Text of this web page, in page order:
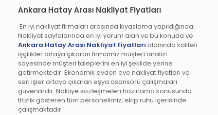
Ankara Hatay Arası Nakliyat Fiyatları
En iyi nakliyat firmaları arasında kıyaslama yapıldığında.
Nakliyat sayfalarında en iyi yorum alan ve bu konuda ve
Ankara Hatay Arası Nakliyat Fiyatları alanında kaliteli
işçilikler ortaya çıkaran firmamız müşteri analizi
sayesinde müşteri taleplerini en iyi şekilde yerine
getirmektedir. Ekonomik evden eve nakliyat fiyatları ve
seri işler ortaya çıkaran eşya asansörü çalışmaları
güvenilirdir. Nakliye sözleşmeleri hazırlama konusunda
titizlik gösteren tüm personelimiz, ekip ruhu içerisinde
çalışmaktadır.